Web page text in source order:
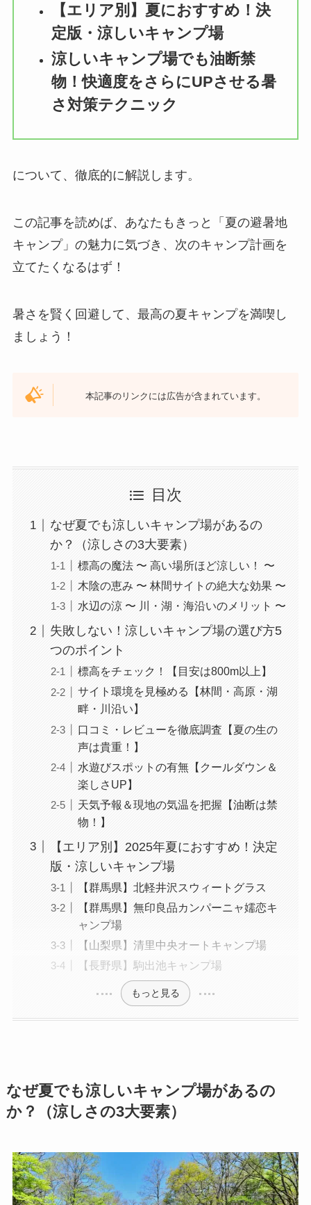
【エリア別】夏におすすめ！決
定版・涼しいキャンプ場
涼しいキャンプ場でも油断禁
物！快適度をさらにUPさせる暑
さ対策テクニック
について、徹底的に解説します。
この記事を読めば、あなたもきっと「夏の避暑地
キャンプ」の魅力に気づき、次のキャンプ計画を
立てたくなるはず！
暑さを賢く回避して、最高の夏キャンプを満喫し
ましょう！
本記事のリンクには広告が含まれています。
目次
なぜ夏でも涼しいキャンプ場があるの
か？（涼しさの3大要素）
標高の魔法 〜 高い場所ほど涼しい！ 〜
木陰の恵み 〜 林間サイトの絶大な効果 〜
水辺の涼 〜 川・湖・海沿いのメリット 〜
失敗しない！涼しいキャンプ場の選び方5
つのポイント
標高をチェック！【目安は800m以上】
サイト環境を見極める【林間・高原・湖
畔・川沿い】
口コミ・レビューを徹底調査【夏の生の
声は貴重！】
水遊びスポットの有無【クールダウン＆
楽しさUP】
天気予報＆現地の気温を把握【油断は禁
物！】
【エリア別】2025年夏におすすめ！決定
版・涼しいキャンプ場
【群馬県】北軽井沢スウィートグラス
【群馬県】無印良品カンパーニャ嬬恋キ
ャンプ場
【山梨県】清里中央オートキャンプ場
【長野県】駒出池キャンプ場
もっと見る
なぜ夏でも涼しいキャンプ場があるの
か？（涼しさの3大要素）